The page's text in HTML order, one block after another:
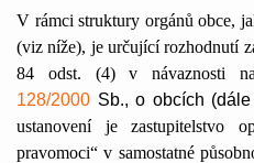
V rámci struktury orgánů obce,
(viz níže), je určující rozhodnutí
84 odst. (4) v návaznosti
128/2000 Sb., o obcích
ustanovení je zastupitelstvo
pravomoci“ v samostatné